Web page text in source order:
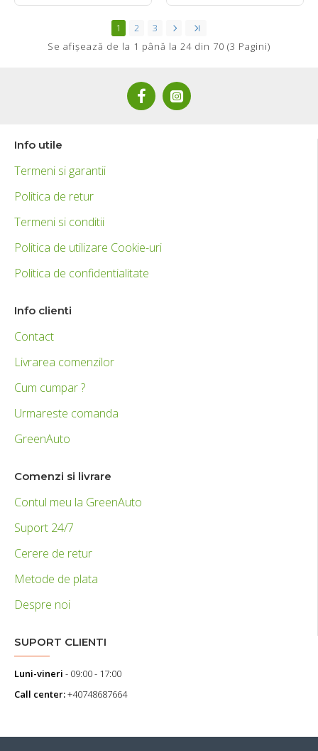
1 2
3
Se afişează de la 1 până la 24 din 70 (3 Pagini)
Info utile
Termeni si garantii
Politica de retur
Termeni si conditii
Politica de utilizare Cookie-uri
Politica de confidentialitate
Info clienti
Contact
Livrarea comenzilor
Cum cumpar ?
Urmareste comanda
GreenAuto
Comenzi si livrare
Contul meu la GreenAuto
Suport 24/7
Cerere de retur
Metode de plata
Despre noi
SUPORT CLIENTI
Luni-vineri - 09:00 - 17:00
Call center:+40748687664